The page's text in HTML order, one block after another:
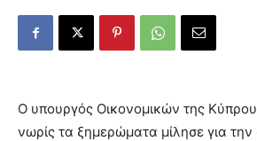
Ο υπουργός Οικονομικών της
νωρίς τα ξημερώματα μίλησε για